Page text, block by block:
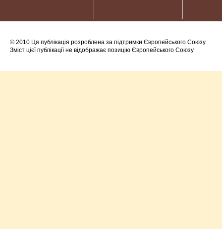
© 2010 Ця публікація розроблена за підтримки Європейського Союзу.
Зміст цієї публікації не відображає позицію Європейського Союзу